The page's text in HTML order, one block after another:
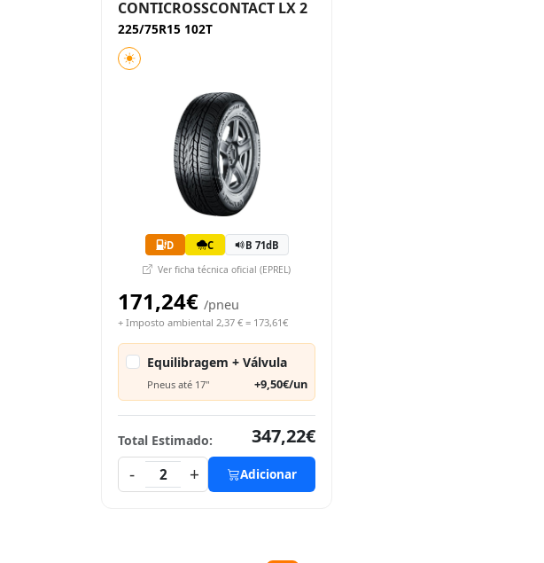
CONTICROSSCONTACT LX 2
225/75R15 102T
D C B 71dB
Ver ficha técnica oficial (EPREL)
171,24€ /pneu
+ Imposto ambiental 2,37 € = 173,61€
Equilibragem + Válvula
Pneus até 17" +9,50€/un
Total Estimado:
347,22€
-
2 + Adicionar